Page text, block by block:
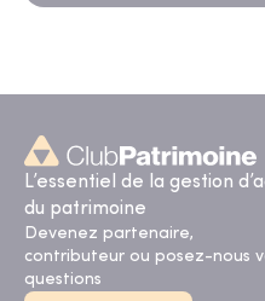
L’essentiel de la gestion
du patrimoine
Devenez partenaire,
contributeur ou posez-nous
questions